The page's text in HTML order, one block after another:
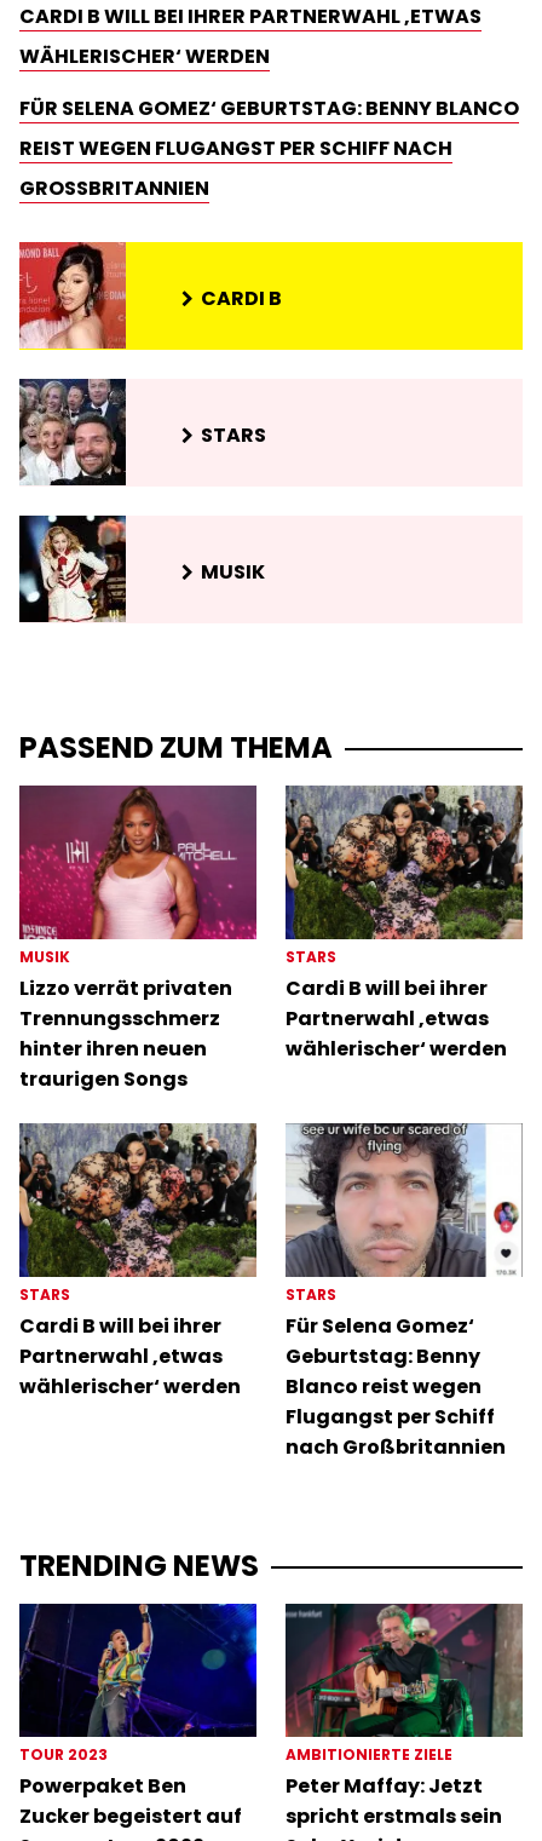
CARDI B WILL BEI IHRER PARTNERWAHL ‚ETWAS
WÄHLERISCHER‘ WERDEN
FÜR SELENA GOMEZ‘ GEBURTSTAG: BENNY BLANCO
REIST WEGEN FLUGANGST PER SCHIFF NACH
GROSSBRITANNIEN
CARDI B
STARS
MUSIK
PASSEND ZUM THEMA
MUSIK
Lizzo verrät privaten
Trennungsschmerz
hinter ihren neuen
traurigen Songs
STARS
Cardi B will bei ihrer
Partnerwahl ‚etwas
wählerischer‘ werden
STARS
Cardi B will bei ihrer
Partnerwahl ‚etwas
wählerischer‘ werden
STARS
Für Selena Gomez‘
Geburtstag: Benny
Blanco reist wegen
Flugangst per Schiff
nach Großbritannien
TRENDING NEWS
TOUR 2023
Powerpaket Ben
Zucker begeistert auf
AMBITIONIERTE ZIELE
Peter Maffay: Jetzt
spricht erstmals sein